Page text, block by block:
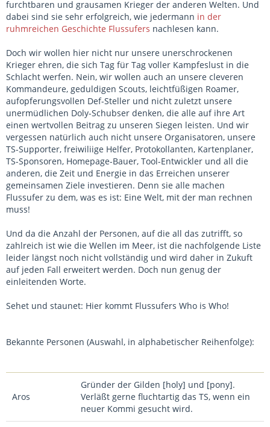
furchtbaren und grausamen Krieger der anderen Welten. Und
dabei sind sie sehr erfolgreich, wie jedermann in der
ruhmreichen Geschichte Flussufers nachlesen kann.
Doch wir wollen hier nicht nur unsere unerschrockenen
Krieger ehren, die sich Tag für Tag voller Kampfeslust in die
Schlacht werfen. Nein, wir wollen auch an unsere cleveren
Kommandeure, geduldigen Scouts, leichtfüßigen Roamer,
aufopferungsvollen Def-Steller und nicht zuletzt unsere
unermüdlichen Doly-Schubser denken, die alle auf ihre Art
einen wertvollen Beitrag zu unseren Siegen leisten. Und wir
vergessen natürlich auch nicht unsere Organisatoren, unsere
TS-Supporter, freiwiliige Helfer, Protokollanten, Kartenplaner,
TS-Sponsoren, Homepage-Bauer, Tool-Entwickler und all die
anderen, die Zeit und Energie in das Erreichen unserer
gemeinsamen Ziele investieren. Denn sie alle machen
Flussufer zu dem, was es ist: Eine Welt, mit der man rechnen
muss!
Und da die Anzahl der Personen, auf die all das zutrifft, so
zahlreich ist wie die Wellen im Meer, ist die nachfolgende Liste
leider längst noch nicht vollständig und wird daher in Zukuft
auf jeden Fall erweitert werden. Doch nun genug der
einleitenden Worte.
Sehet und staunet: Hier kommt Flussufers Who is Who!
Bekannte Personen (Auswahl, in alphabetischer Reihenfolge):
Aros
Gründer der Gilden [holy] und [pony].
Verläßt gerne fluchtartig das TS, wenn ein
neuer Kommi gesucht wird.